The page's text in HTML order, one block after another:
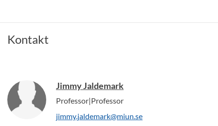
Kontakt
Jimmy Jaldemark
Professor|Professor
jimmy.jaldemark@miun.se